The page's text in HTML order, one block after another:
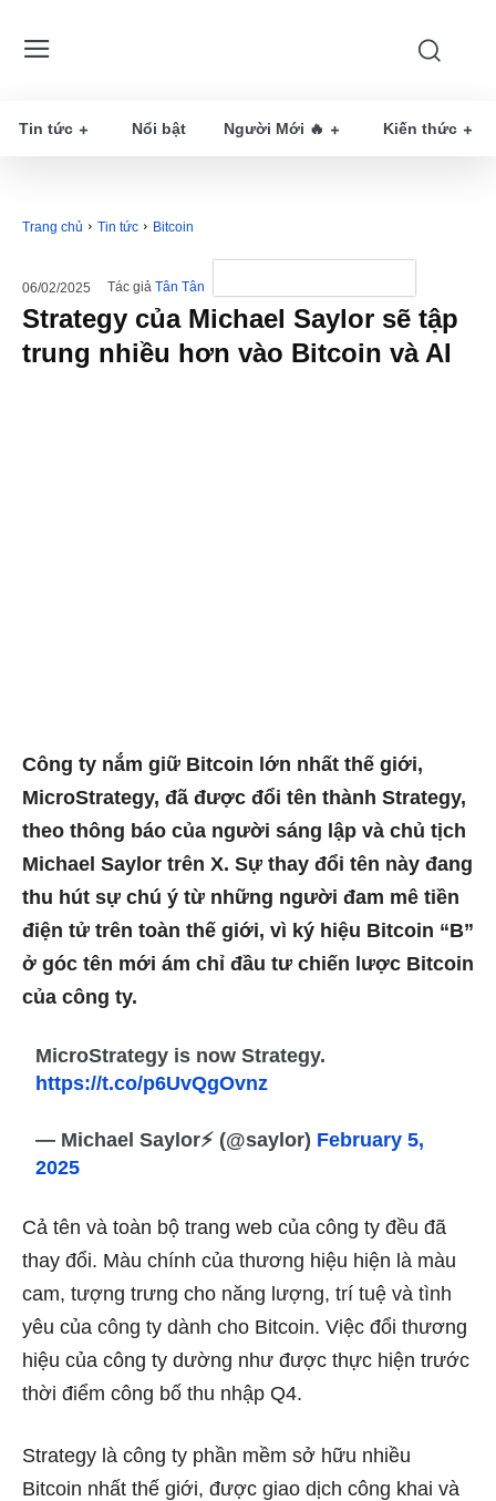
Tin tức Nổi bật Người Mới 🔥 Kiến thức
Trang chủ Tin tức Bitcoin
06/02/2025 Tác giả Tân Tân
Strategy của Michael Saylor sẽ tập
trung nhiều hơn vào Bitcoin và AI
Công ty nắm giữ Bitcoin lớn nhất thế giới,
MicroStrategy, đã được đổi tên thành Strategy,
theo thông báo của người sáng lập và chủ tịch
Michael Saylor trên X. Sự thay đổi tên này đang
thu hút sự chú ý từ những người đam mê tiền
điện tử trên toàn thế giới, vì ký hiệu Bitcoin “B”
ở góc tên mới ám chỉ đầu tư chiến lược Bitcoin
của công ty.
MicroStrategy is now Strategy.
https://t.co/p6UvQgOvnz
— Michael Saylor⚡️ (@saylor) February 5,
2025
Cả tên và toàn bộ trang web của công ty đều đã
thay đổi. Màu chính của thương hiệu hiện là màu
cam, tượng trưng cho năng lượng, trí tuệ và tình
yêu của công ty dành cho Bitcoin. Việc đổi thương
hiệu của công ty dường như được thực hiện trước
thời điểm công bố thu nhập Q4.
Strategy là công ty phần mềm sở hữu nhiều
Bitcoin nhất thế giới, được giao dịch công khai và